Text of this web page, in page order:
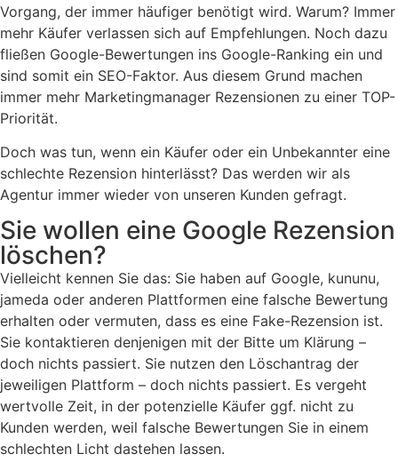
Vorgang, der immer häufiger benötigt wird. Warum? Immer
mehr Käufer verlassen sich auf Empfehlungen. Noch dazu
fließen Google-Bewertungen ins Google-Ranking ein und
sind somit ein SEO-Faktor. Aus diesem Grund machen
immer mehr Marketingmanager Rezensionen zu einer TOP-
Priorität.
Doch was tun, wenn ein Käufer oder ein Unbekannter eine
schlechte Rezension hinterlässt? Das werden wir als
Agentur immer wieder von unseren Kunden gefragt.
Sie wollen eine Google Rezension
löschen?
Vielleicht kennen Sie das: Sie haben auf Google, kununu,
jameda oder anderen Plattformen eine falsche Bewertung
erhalten oder vermuten, dass es eine Fake-Rezension ist.
Sie kontaktieren denjenigen mit der Bitte um Klärung –
doch nichts passiert. Sie nutzen den Löschantrag der
jeweiligen Plattform – doch nichts passiert. Es vergeht
wertvolle Zeit, in der potenzielle Käufer ggf. nicht zu
Kunden werden, weil falsche Bewertungen Sie in einem
schlechten Licht dastehen lassen.